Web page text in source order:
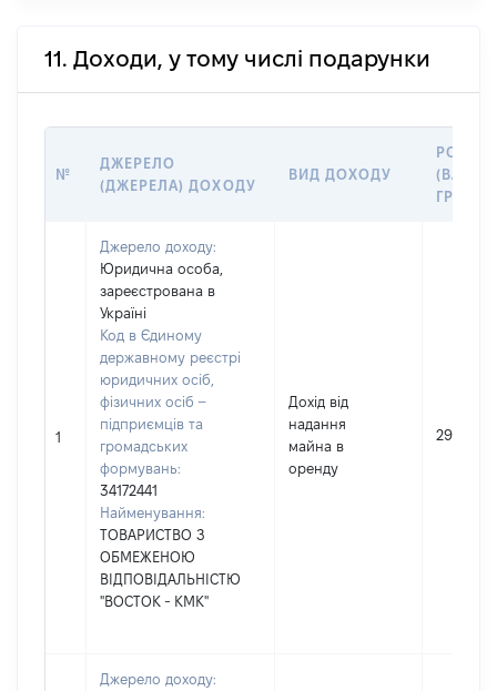
11. Доходи, у тому числі подарунки
№
ДЖЕРЕЛО
(ДЖЕРЕЛА) ДОХОДУ
ВИД ДОХОДУ
РОЗМІР
ГРН
1
Джерело доходу:
Юридична особа,
зареєстрована в
Україні
Код в Єдиному
державному реєстрі
юридичних осіб,
фізичних осіб –
підприємців та
громадських
формувань:
34172441
Найменування:
ТОВАРИСТВО З
ОБМЕЖЕНОЮ
ВІДПОВІДАЛЬНІСТЮ
"ВОСТОК - КМК"
Дохід від
надання
майна в
оренду
29551
Джерело доходу: